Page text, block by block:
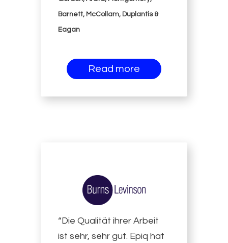
Barnett, McCollam, Duplantis &
Eagan
Read more
“Die Qualität ihrer Arbeit
ist sehr, sehr gut. Epiq hat